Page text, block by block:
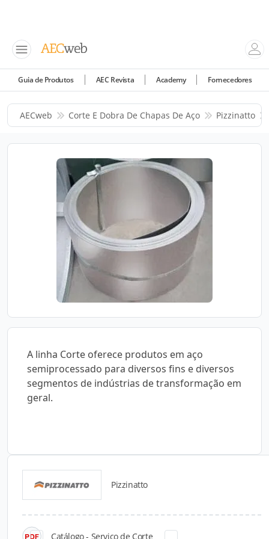
Guia de Produtos AEC Revista Academy Fornecedores
AECweb Corte E Dobra De Chapas De Aço Pizzinatto
A linha Corte oferece produtos em aço
semiprocessado para diversos fins e diversos
segmentos de indústrias de transformação em
geral.
Pizzinatto
Catálogo - Serviço de Corte
Catálogos para Download